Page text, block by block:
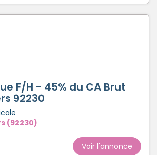
F/H - 45% du CA Brut
92230
(92230)
Voir l'annonce